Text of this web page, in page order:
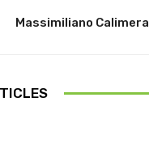
Massimiliano Calimera